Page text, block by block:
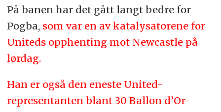
På banen har det gått langt bedre for
Pogba, som var en av katalysatorene for
Uniteds opphenting mot Newcastle på
lørdag.
Han er også den eneste United-
representanten blant 30 Ballon d’Or-